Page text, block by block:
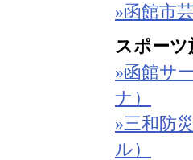
»函館市
スポーツ
»函館サ
ナ）
»三和防
ル）